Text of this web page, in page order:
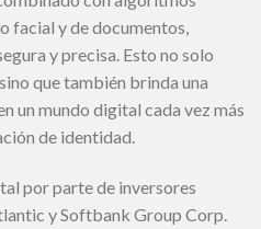
facial y de documentos,
y precisa. Esto no solo
que también brinda una
un mundo digital cada vez más
de identidad.
por parte de inversores
y Softbank Group Corp.